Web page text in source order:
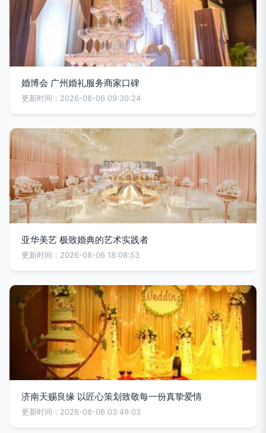
婚博会 广州婚礼服务商家口碑
更新时间：2026-08-06 09:30:24
亚华美艺 极致婚典的艺术实践者
更新时间：2026-08-06 18:08:53
济南天赐良缘 以匠心策划致敬每一份真挚爱情
更新时间：2026-08-06 03:49:03